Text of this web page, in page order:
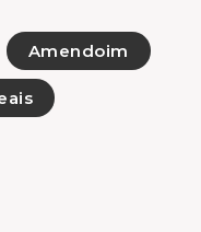
Amendoim